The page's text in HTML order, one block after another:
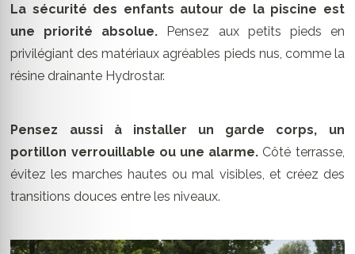
La sécurité des enfants autour de la piscine est
une priorité absolue. Pensez aux petits pieds en
privilégiant des matériaux agréables pieds nus, comme la
résine drainante Hydrostar.
Pensez aussi à installer un garde corps, un
portillon verrouillable ou une alarme. Côté terrasse,
évitez les marches hautes ou mal visibles, et créez des
transitions douces entre les niveaux.